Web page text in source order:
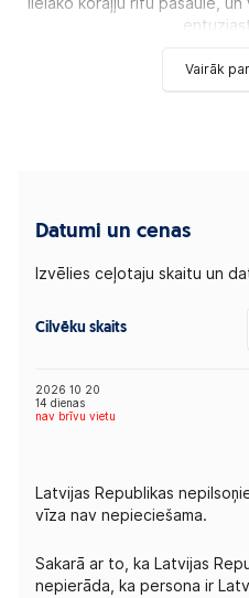
Vairāk
Datumi un cenas
Izvēlies ceļotaju skaitu un
Cilvēku skaits
2026 10 20
14 dienas
nav brīvu vietu
Latvijas Republikas
vīza nav nepieciešama.
Sakarā ar to, ka Latvijas
nepierāda, ka persona ir